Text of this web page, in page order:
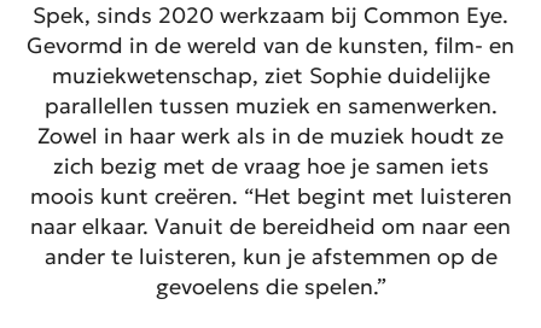
Spek, sinds 2020 werkzaam bij Common Eye.
Gevormd in de wereld van de kunsten, film- en
muziekwetenschap, ziet Sophie duidelijke
parallellen tussen muziek en samenwerken.
Zowel in haar werk als in de muziek houdt ze
zich bezig met de vraag hoe je samen iets
moois kunt creëren. “Het begint met luisteren
naar elkaar. Vanuit de bereidheid om naar een
ander te luisteren, kun je afstemmen op de
gevoelens die spelen.”